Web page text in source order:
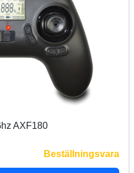
AXF180
Beställningsvara